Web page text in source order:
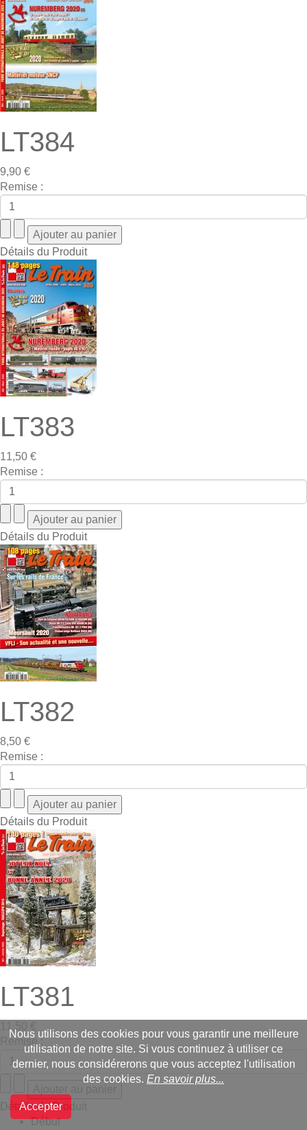
LT384
9,90 €
Remise :
Détails du Produit
LT383
11,50 €
Remise :
Détails du Produit
LT382
8,50 €
Remise :
Détails du Produit
LT381
Remise :
Détails du Produit
Début
Nous utilisons des cookies pour vous garantir une meilleure
utilisation de notre site. Si vous continuez à utiliser ce
dernier, nous considérerons que vous acceptez l'utilisation
des cookies. En savoir plus...
Accepter